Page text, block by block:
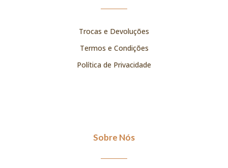
Trocas e Devoluções
Termos e Condições
Política de Privacidade
Sobre Nós